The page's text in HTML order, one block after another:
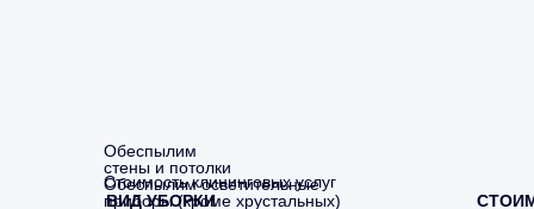
Обеспылим
стены и потолки
Обеспылим осветительные
приборы (кроме хрустальных)
Стоимость клининговых услуг
ВИД УБОРКИ